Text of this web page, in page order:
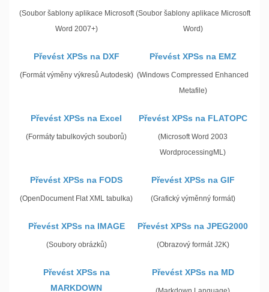
(Soubor šablony aplikace Microsoft
Word 2007+)
(Soubor šablony aplikace Microsoft
Word)
Převést XPSs na DXF
(Formát výměny výkresů Autodesk)
Převést XPSs na EMZ
(Windows Compressed Enhanced
Metafile)
Převést XPSs na Excel
(Formáty tabulkových souborů)
Převést XPSs na FLATOPC
(Microsoft Word 2003
WordprocessingML)
Převést XPSs na FODS
(OpenDocument Flat XML tabulka)
Převést XPSs na GIF
(Grafický výměnný formát)
Převést XPSs na IMAGE
(Soubory obrázků)
Převést XPSs na JPEG2000
(Obrazový formát J2K)
Převést XPSs na
MARKDOWN
Převést XPSs na MD